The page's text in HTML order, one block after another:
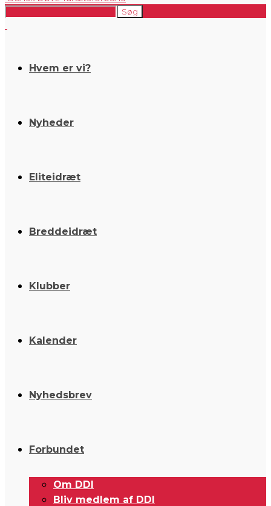
Hvem er vi?
Nyheder
Eliteidræt
Breddeidræt
Klubber
Kalender
Nyhedsbrev
Forbundet
Om DDI
Bliv medlem af DDI